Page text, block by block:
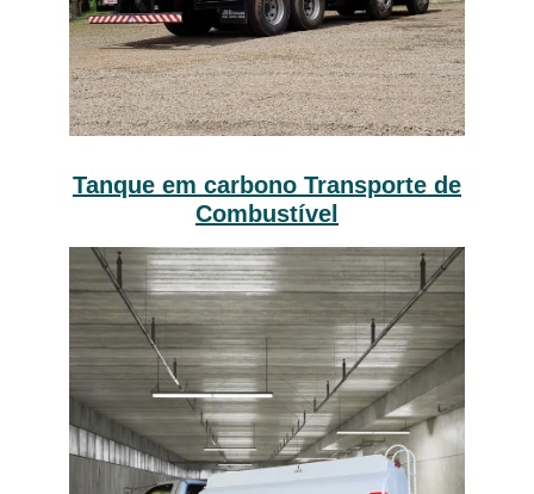
Tanque em carbono Transporte de
Combustível